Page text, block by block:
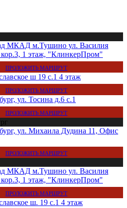
МКАД м.Тушино ул. Василия
1 этаж, "КлинкерПром"
ПРОЛОЖИТЬ МАРШРУТ
ш 19 с.1 4 этаж
ПРОЛОЖИТЬ МАРШРУТ
ул. Тосина д.6 с.1
ПРОЛОЖИТЬ МАРШРУТ
ул. Михаила Дудина 11, Офис
ПРОЛОЖИТЬ МАРШРУТ
МКАД м.Тушино ул. Василия
1 этаж, "КлинкерПром"
ПРОЛОЖИТЬ МАРШРУТ
ш. 19 с.1 4 этаж